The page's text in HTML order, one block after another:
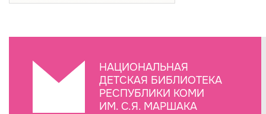
НАЦИОНАЛЬНАЯ
ДЕТСКАЯ БИБЛИОТЕКА
РЕСПУБЛИКИ КОМИ
ИМ. С.Я. МАРШАКА